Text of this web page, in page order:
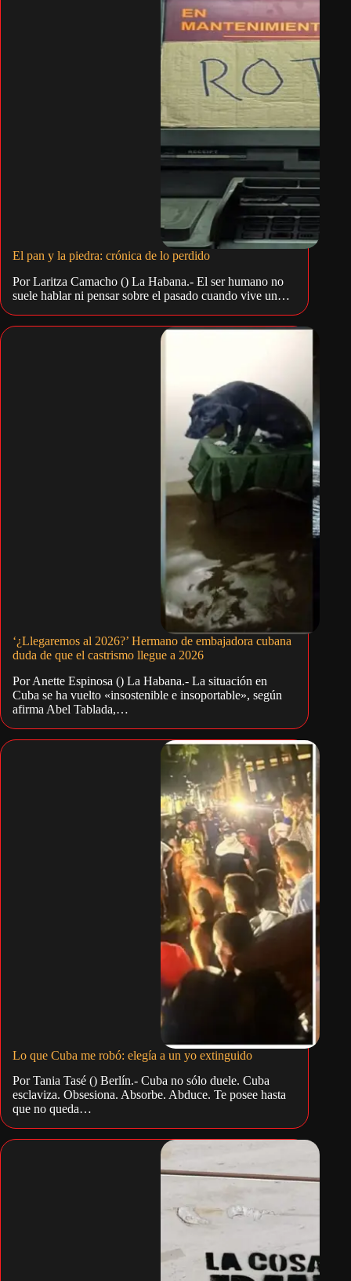
El pan y la piedra: crónica de lo perdido
Por Laritza Camacho () La Habana.- El ser humano no
suele hablar ni pensar sobre el pasado cuando vive un…
‘¿Llegaremos al 2026?’ Hermano de embajadora cubana
duda de que el castrismo llegue a 2026
Por Anette Espinosa () La Habana.- La situación en
Cuba se ha vuelto «insostenible e insoportable», según
afirma Abel Tablada,…
Lo que Cuba me robó: elegía a un yo extinguido
Por Tania Tasé () Berlín.- Cuba no sólo duele. Cuba
esclaviza. Obsesiona. Absorbe. Abduce. Te posee hasta
que no queda…